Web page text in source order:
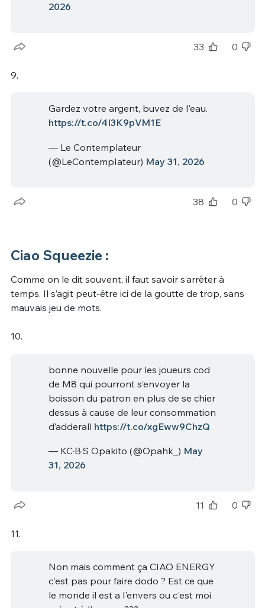
2026
33 0
9.
Gardez votre argent, buvez de l'eau.
https://t.co/4I3K9pVM1E
— Le Contemplateur
(@LeContempIateur) May 31, 2026
38 0
Ciao Squeezie :
Comme on le dit souvent, il faut savoir s’arrêter à
temps. Il s’agit peut-être ici de la goutte de trop, sans
mauvais jeu de mots.
10.
bonne nouvelle pour les joueurs cod
de M8 qui pourront s’envoyer la
boisson du patron en plus de se chier
dessus à cause de leur consommation
d’adderall https://t.co/xgEww9ChzQ
— KC·B·S Opakito (@Opahk_) May
31, 2026
11 0
11.
Non mais comment ça CIAO ENERGY
c'est pas pour faire dodo ? Est ce que
le monde il est a l'envers ou c'est moi